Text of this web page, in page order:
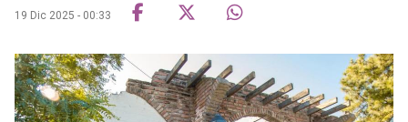
19 Dic 2025 - 00:33